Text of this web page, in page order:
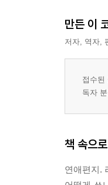
만든 이
저자, 역자,
접수된
독자
책 속으로
연애편지.